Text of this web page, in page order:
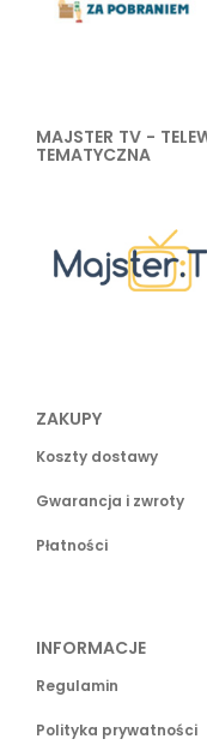
MAJSTER TV -
TEMATYCZNA
ZAKUPY
Koszty dostawy
Gwarancja i zwroty
Płatności
INFORMACJE
Regulamin
Polityka prywatności